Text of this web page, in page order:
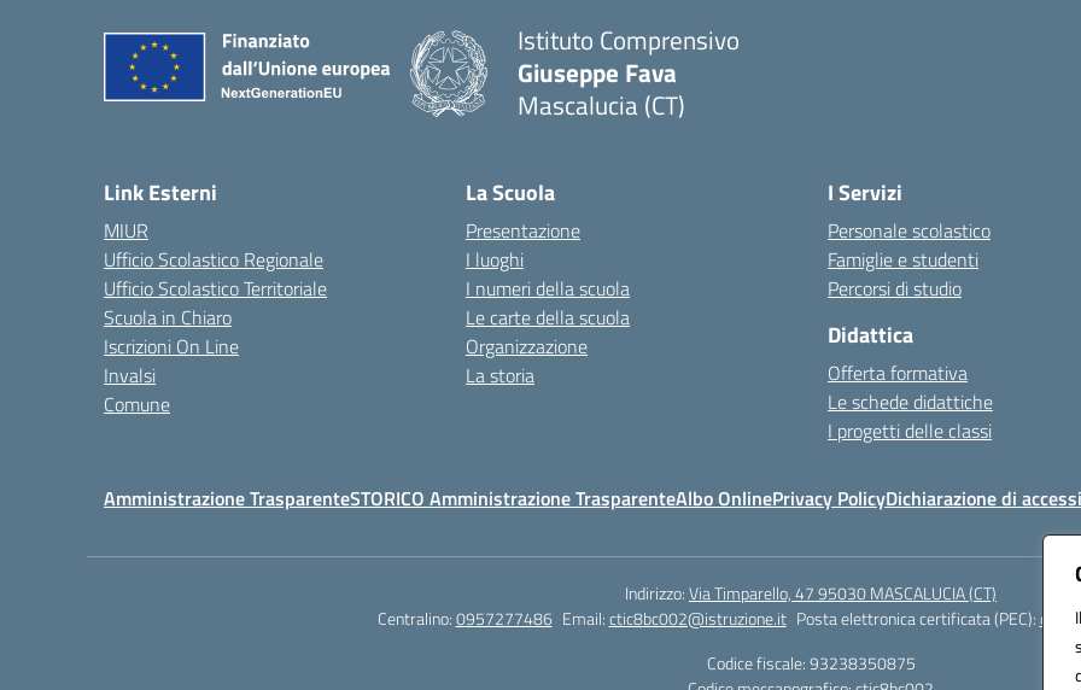
Istituto Comprensivo
Giuseppe Fava
Mascalucia (CT)
Link Esterni
MIUR
Ufficio Scolastico Regionale
Ufficio Scolastico Territoriale
Scuola in Chiaro
Iscrizioni On Line
Invalsi
Comune
La Scuola
Presentazione
I luoghi
I numeri della scuola
Le carte della scuola
Organizzazione
La storia
I Servizi
Personale scolastico
Famiglie e studenti
Percorsi di studio
Didattica
Offerta formativa
Le schede didattiche
I progetti delle classi
Amministrazione TrasparenteSTORICO Amministrazione TrasparenteAlbo OnlinePrivacy PolicyDichiarazione di
Indirizzo:Via Timparello, 47 95030 MASCALUCIA (CT)
Centralino:0957277486 Email:ctic8bc002@istruzione.it Posta elettronica certificata (PEC):
Codice fiscale: 93238350875